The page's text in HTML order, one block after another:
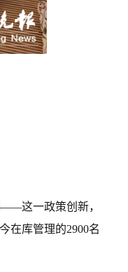
这一政策创新，
在库管理的2900名